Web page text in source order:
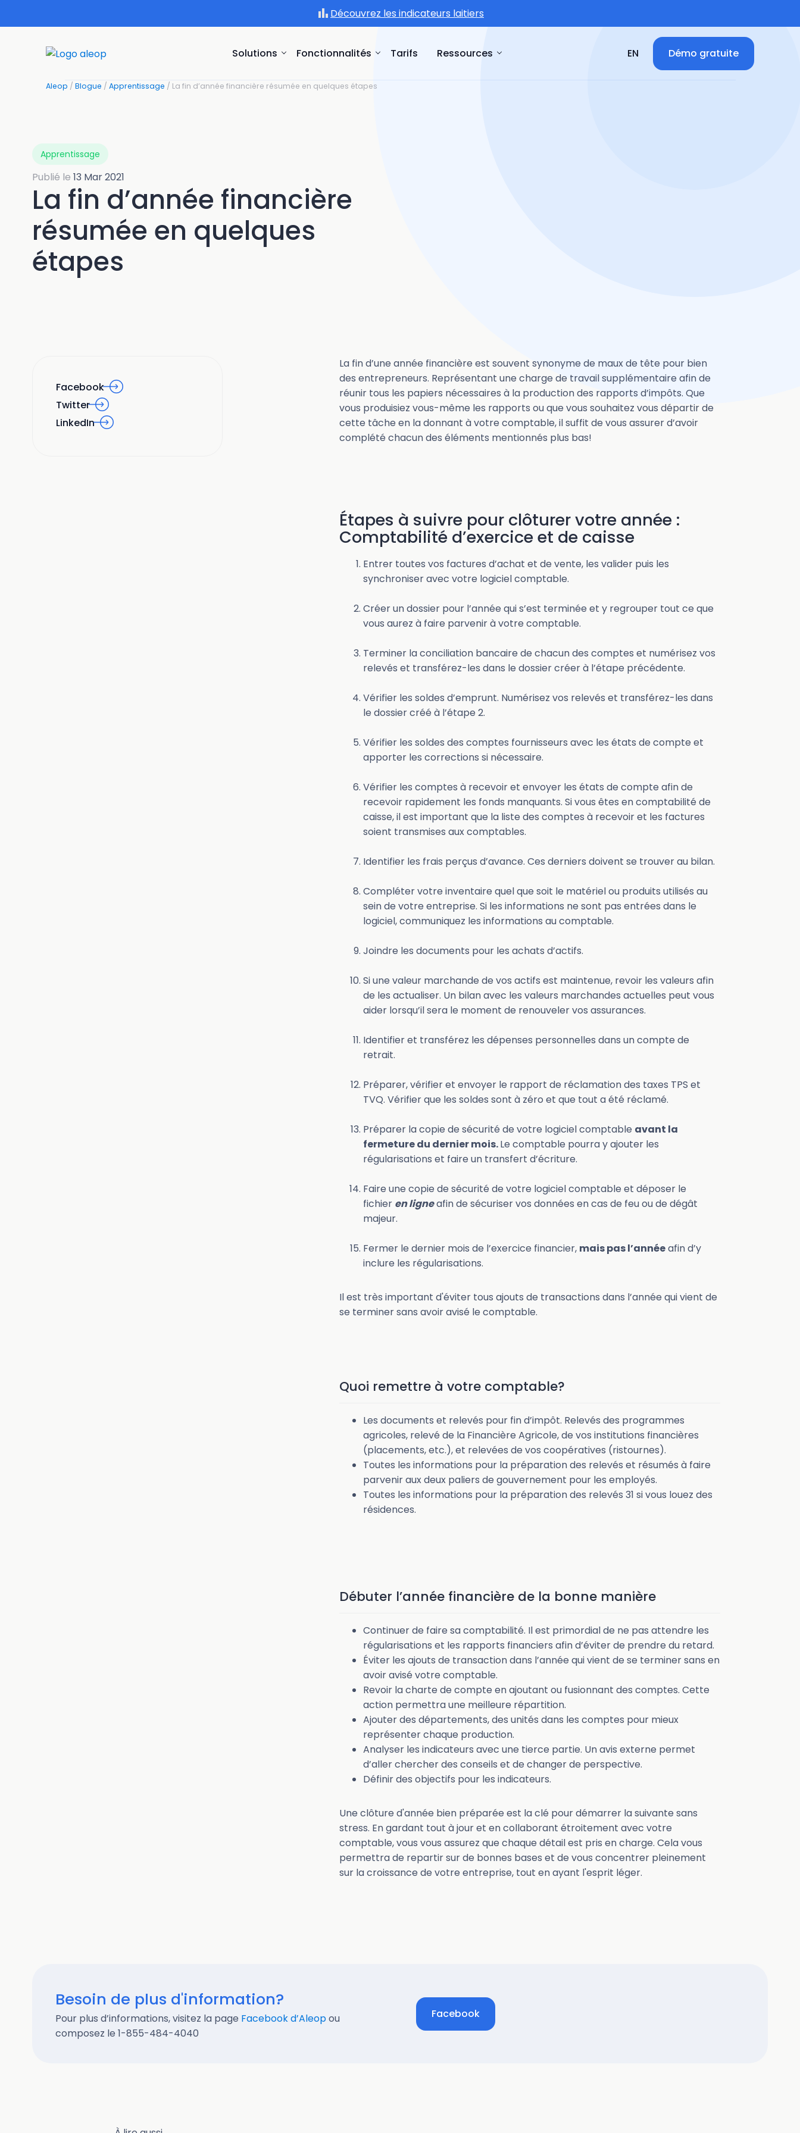
Découvrez les indicateurs laitiers
Solutions Fonctionnalités Tarifs Ressources EN Démo gratuite
Aleop / Blogue / Apprentissage / La fin d’année financière résumée en quelques étapes
Apprentissage
Publié le13 Mar 2021
La fin d’année financière
résumée en quelques
étapes
Facebook
Twitter
LinkedIn
La fin d’une année financière est souvent synonyme de maux de tête pour bien
des entrepreneurs. Représentant une charge de travail supplémentaire afin de
réunir tous les papiers nécessaires à la production des rapports d’impôts. Que
vous produisiez vous-même les rapports ou que vous souhaitez vous départir de
cette tâche en la donnant à votre comptable, il suffit de vous assurer d’avoir
complété chacun des éléments mentionnés plus bas!
Étapes à suivre pour clôturer votre année :
Comptabilité d’exercice et de caisse
Entrer toutes vos factures d’achat et de vente, les valider puis les
synchroniser avec votre logiciel comptable.
Créer un dossier pour l’année qui s’est terminée et y regrouper tout ce que
vous aurez à faire parvenir à votre comptable.
Terminer la conciliation bancaire de chacun des comptes et numérisez vos
relevés et transférez-les dans le dossier créer à l’étape précédente.
Vérifier les soldes d’emprunt. Numérisez vos relevés et transférez-les dans
le dossier créé à l’étape 2.
Vérifier les soldes des comptes fournisseurs avec les états de compte et
apporter les corrections si nécessaire.
Vérifier les comptes à recevoir et envoyer les états de compte afin de
recevoir rapidement les fonds manquants. Si vous êtes en comptabilité de
caisse, il est important que la liste des comptes à recevoir et les factures
soient transmises aux comptables.
Identifier les frais perçus d’avance. Ces derniers doivent se trouver au bilan.
Compléter votre inventaire quel que soit le matériel ou produits utilisés au
sein de votre entreprise. Si les informations ne sont pas entrées dans le
logiciel, communiquez les informations au comptable.
Joindre les documents pour les achats d’actifs.
Si une valeur marchande de vos actifs est maintenue, revoir les valeurs afin
de les actualiser. Un bilan avec les valeurs marchandes actuelles peut vous
aider lorsqu’il sera le moment de renouveler vos assurances.
Identifier et transférez les dépenses personnelles dans un compte de
retrait.
Préparer, vérifier et envoyer le rapport de réclamation des taxes TPS et
TVQ. Vérifier que les soldes sont à zéro et que tout a été réclamé.
Préparer la copie de sécurité de votre logiciel comptable avant la
fermeture du dernier mois.Le comptable pourra y ajouter les
régularisations et faire un transfert d’écriture.
Faire une copie de sécurité de votre logiciel comptable et déposer le
fichier en ligneafin de sécuriser vos données en cas de feu ou de dégât
majeur.
Fermer le dernier mois de l’exercice financier, mais pas l’annéeafin d’y
inclure les régularisations.
Il est très important d'éviter tous ajouts de transactions dans l’année qui vient de
se terminer sans avoir avisé le comptable.
Quoi remettre à votre comptable?
Les documents et relevés pour fin d’impôt. Relevés des programmes
agricoles, relevé de la Financière Agricole, de vos institutions financières
(placements, etc.), et relevées de vos coopératives (ristournes).
Toutes les informations pour la préparation des relevés et résumés à faire
parvenir aux deux paliers de gouvernement pour les employés.
Toutes les informations pour la préparation des relevés 31 si vous louez des
résidences.
Débuter l’année financière de la bonne manière
Continuer de faire sa comptabilité. Il est primordial de ne pas attendre les
régularisations et les rapports financiers afin d’éviter de prendre du retard.
Éviter les ajouts de transaction dans l’année qui vient de se terminer sans en
avoir avisé votre comptable.
Revoir la charte de compte en ajoutant ou fusionnant des comptes. Cette
action permettra une meilleure répartition.
Ajouter des départements, des unités dans les comptes pour mieux
représenter chaque production.
Analyser les indicateurs avec une tierce partie. Un avis externe permet
d’aller chercher des conseils et de changer de perspective.
Définir des objectifs pour les indicateurs.
Une clôture d'année bien préparée est la clé pour démarrer la suivante sans
stress. En gardant tout à jour et en collaborant étroitement avec votre
comptable, vous vous assurez que chaque détail est pris en charge. Cela vous
permettra de repartir sur de bonnes bases et de vous concentrer pleinement
sur la croissance de votre entreprise, tout en ayant l'esprit léger.
Besoin de plus d'information?
Pour plus d’informations, visitez la page Facebook d’Aleopou
composez le 1-855-484-4040
Facebook